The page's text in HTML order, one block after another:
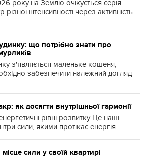
року на Землю очікується серія
різної інтенсивності через активність
що потрібно знати про
з'являється маленьке кошеня,
забезпечити належний догляд
як досягти внутрішньої гармонії
рівні розвитку Це наші
сили, якими протікає енергія
сили у своїй квартирі